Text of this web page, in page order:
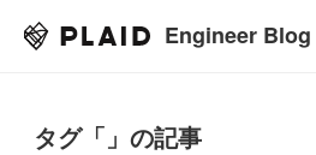
Engineer Blog
タグ「」の記事